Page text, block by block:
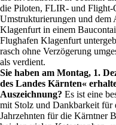
die Piloten, FLIR- und Flight-
Umstrukturierungen und dem
Klagenfurt in einem
Flughafen Klagenfurt
rasch ohne Verzögerung
als verdient.
Sie haben am Montag, 1.
des Landes Kärnten«
Auszeichnung? Es ist eine
mit Stolz und Dankbarkeit für
Jahrzehnten für die Kärntner